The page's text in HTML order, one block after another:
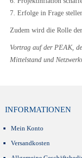
7. Erfolge in Frage
Zudem wird die Rolle
Vortrag auf der PEAK,
Mittelstand und
INFORMATIONEN
Mein Konto
Versandkosten